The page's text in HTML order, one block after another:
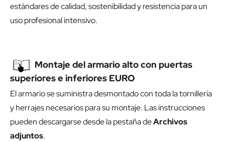
estándares de calidad, sostenibilidad y resistencia para un
uso profesional intensivo.
Montaje del armario alto con puertas
superiores e inferiores EURO
El armario se suministra desmontado con toda la tornillería
y herrajes necesarios para su montaje. Las instrucciones
pueden descargarse desde la pestaña deArchivos
adjuntos.